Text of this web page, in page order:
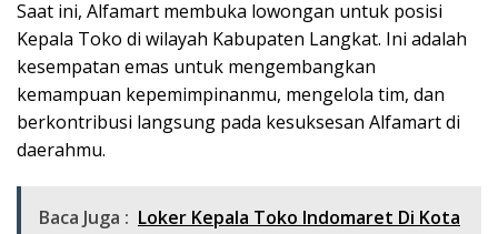
Saat ini, Alfamart membuka lowongan untuk posisi
Kepala Toko di wilayah Kabupaten Langkat. Ini adalah
kesempatan emas untuk mengembangkan
kemampuan kepemimpinanmu, mengelola tim, dan
berkontribusi langsung pada kesuksesan Alfamart di
daerahmu.
Baca Juga : Loker Kepala Toko Indomaret Di Kota